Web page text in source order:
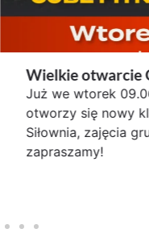
Wielkie otwarcie
Już we wtorek
otworzy się nowy
Siłownia, zajęcia
zapraszamy!